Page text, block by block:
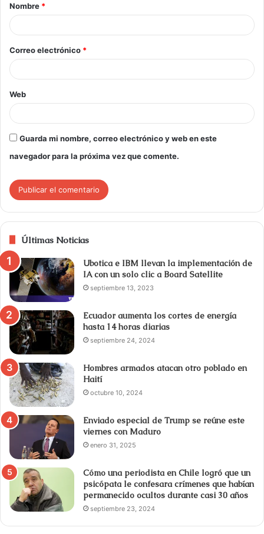
Nombre *
Correo electrónico *
Web
Guarda mi nombre, correo electrónico y web en este
navegador para la próxima vez que comente.
Últimas Noticias
Ubotica e IBM llevan la implementación de
IA con un solo clic a Board Satellite
septiembre 13, 2023
Ecuador aumenta los cortes de energía
hasta 14 horas diarias
septiembre 24, 2024
Hombres armados atacan otro poblado en
Haití
octubre 10, 2024
Enviado especial de Trump se reúne este
viernes con Maduro
enero 31, 2025
Cómo una periodista en Chile logró que un
psicópata le confesara crímenes que habían
permanecido ocultos durante casi 30 años
septiembre 23, 2024